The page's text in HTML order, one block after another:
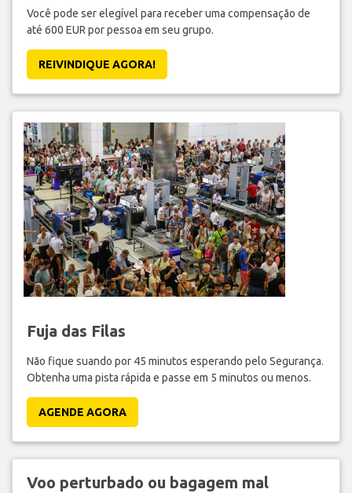
Você pode ser elegível para receber uma compensação de
até 600 EUR por pessoa em seu grupo.
REIVINDIQUE AGORA!
Fuja das Filas
Não fique suando por 45 minutos esperando pelo Segurança.
Obtenha uma pista rápida e passe em 5 minutos ou menos.
AGENDE AGORA
Voo perturbado ou bagagem mal